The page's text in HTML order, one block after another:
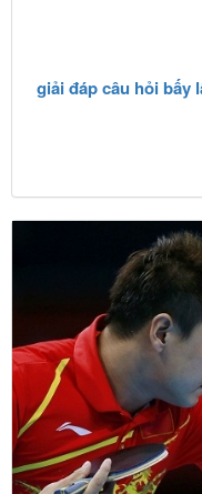
giải đáp câu hỏi bấy